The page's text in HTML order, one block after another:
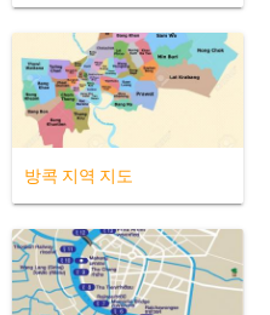
방콕 지역 지도